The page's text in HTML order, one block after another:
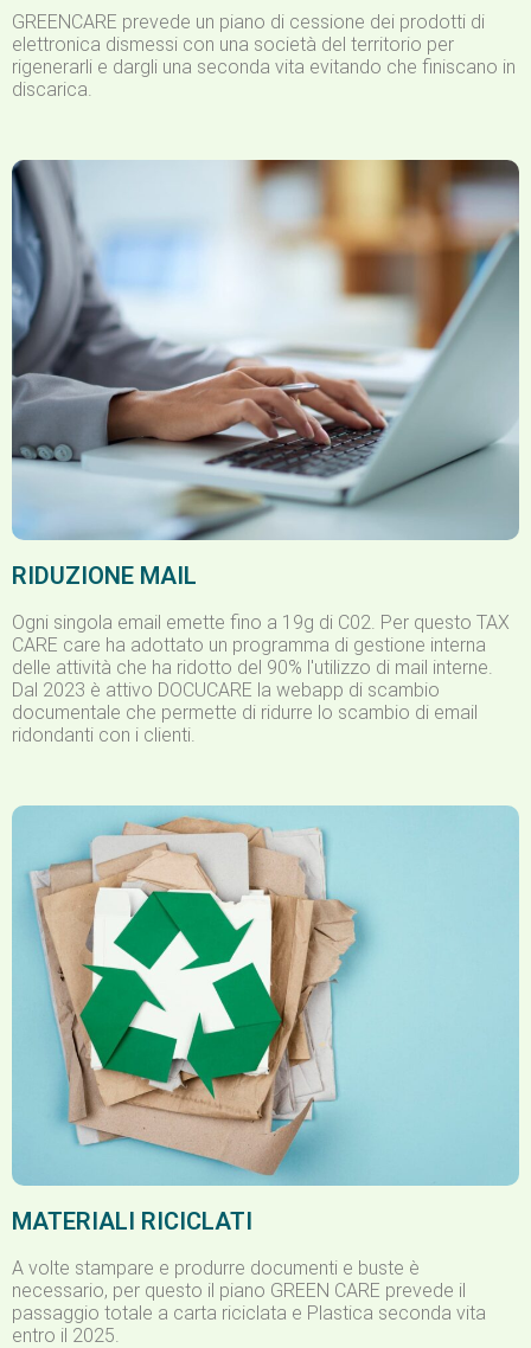
GREENCARE prevede un piano di cessione dei prodotti di
elettronica dismessi con una società del territorio per
rigenerarli e dargli una seconda vita evitando che finiscano in
discarica.
RIDUZIONE MAIL
Ogni singola email emette fino a 19g di C02. Per questo TAX
CARE care ha adottato un programma di gestione interna
delle attività che ha ridotto del 90% l'utilizzo di mail interne.
Dal 2023 è attivo DOCUCARE la webapp di scambio
documentale che permette di ridurre lo scambio di email
ridondanti con i clienti.
MATERIALI RICICLATI
A volte stampare e produrre documenti e buste è
necessario, per questo il piano GREEN CARE prevede il
passaggio totale a carta riciclata e Plastica seconda vita
entro il 2025.